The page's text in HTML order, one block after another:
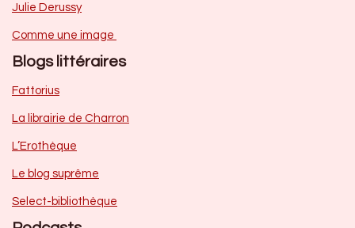
Julie Derussy
Comme une image
Blogs littéraires
Fattorius
La librairie de Charron
L’Erothèque
Le blog suprême
Select-bibliothèque